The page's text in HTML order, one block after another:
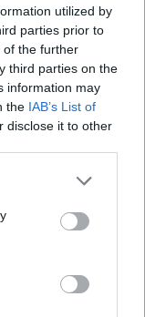
utilized by
parties prior to
of the further
third parties on the
information may
the IAB’s List of
disclose it to other
or more Google
You may click to
party tags to
in below Google
è utile
al prezzo
economico
di consumi
offerte e
aiutando i
guide all